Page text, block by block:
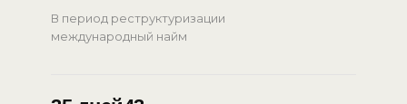
В период реструктуризации
международный найм